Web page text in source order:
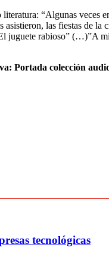
“Algunas
las fiestas de
juguete rabioso” (…)”A
Portada colección
tecnológicas